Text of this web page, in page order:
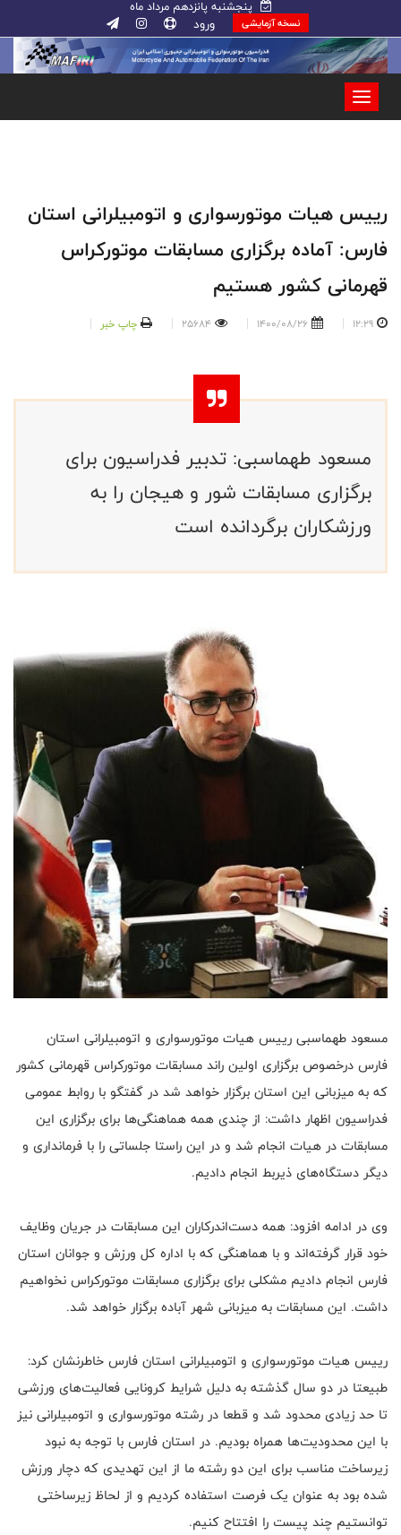
پنجشنبه پانزدهم مرداد ماه
نسخه آزمایشی ورود
رییس هیات موتورسواری و اتومبیلرانی استان
فارس: آماده برگزاری مسابقات موتورکراس
قهرمانی کشور هستیم
12:29
1400/08/26
25684 چاپ خبر
مسعود طهماسبی: تدبیر فدراسیون برای
برگزاری مسابقات شور و هیجان را به
ورزشکاران برگردانده است
مسعود طهماسبی رییس هیات موتورسواری و اتومبیلرانی استان
فارس درخصوص برگزاری اولین راند مسابقات موتورکراس قهرمانی کشور
که به میزبانی این استان برگزار خواهد شد در گفتگو با روابط عمومی
فدراسیون اظهار داشت: از چندی همه هماهنگی‌ها برای برگزاری این
مسابقات در هیات انجام شد و در این راستا جلساتی را با فرمانداری و
دیگر دستگاه‌های ذیربط انجام دادیم.
وی در ادامه افزود: همه دست‌اندرکاران این مسابقات در جریان وظایف
خود قرار گرفته‌اند و با هماهنگی که با اداره کل ورزش و جوانان استان
فارس انجام دادیم مشکلی برای برگزاری مسابقات موتورکراس نخواهیم
داشت. این مسابقات به میزبانی شهر آباده برگزار خواهد شد.
رییس هیات موتورسواری و اتومبیلرانی استان فارس خاطرنشان کرد:
طبیعتا در دو سال گذشته به دلیل شرایط کرونایی فعالیت‌های ورزشی
تا حد زیادی محدود شد و قطعا در رشته موتورسواری و اتومبیلرانی نیز
با این محدودیت‌ها همراه بودیم. در استان فارس با توجه به نبود
زیرساخت مناسب برای این دو رشته ما از این تهدیدی که دچار ورزش
شده بود به عنوان یک فرصت استفاده کردیم و از لحاظ زیرساختی
توانستیم چند پیست را افتتاح کنیم.